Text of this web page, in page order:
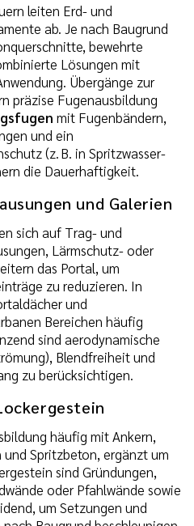
leiten Erd- und
ab. Je nach Baugrund
bewehrte
Lösungen mit
Übergänge zur
präzise Fugenausbildung
mit Fugenbändern,
und ein
(z. B. in Spritzwasser-
die Dauerhaftigkeit.
und Galerien
sich auf Trag- und
Lärmschutz- oder
das Portal, um
zu reduzieren. In
und
Bereichen häufig
sind aerodynamische
Blendfreiheit und
zu berücksichtigen.
häufig mit Ankern,
Spritzbeton, ergänzt um
sind Gründungen,
oder Pfahlwände sowie
um Setzungen und